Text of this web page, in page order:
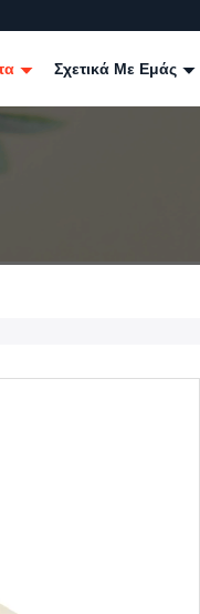
Σχετικά Με Εμάς